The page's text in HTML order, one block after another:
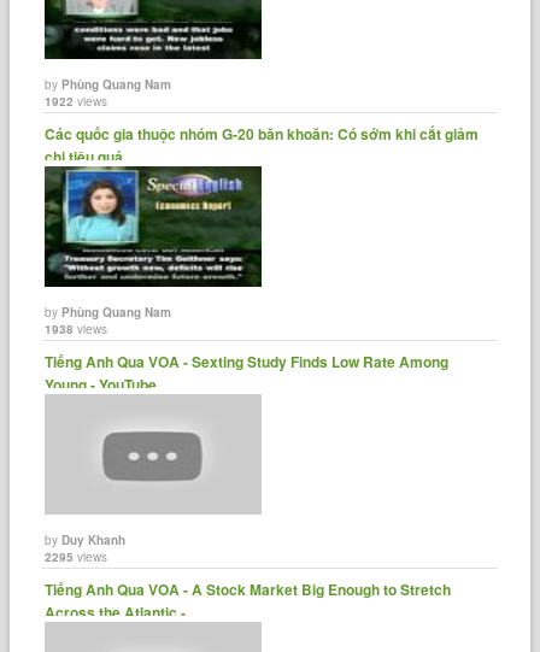
byPhùng Quang Nam
1922 views
Các quốc gia thuộc nhóm G-20 băn khoăn: Có sớm khi cắt giảm
chi tiêu quá......
byPhùng Quang Nam
1938 views
Tiếng Anh Qua VOA - Sexting Study Finds Low Rate Among
Young - YouTube
byDuy Khanh
2295 views
Tiếng Anh Qua VOA - A Stock Market Big Enough to Stretch
Across the Atlantic -......